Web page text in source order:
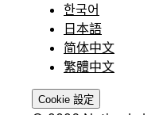
한국어
日本語
简体中文
繁體中文
Cookie 設定